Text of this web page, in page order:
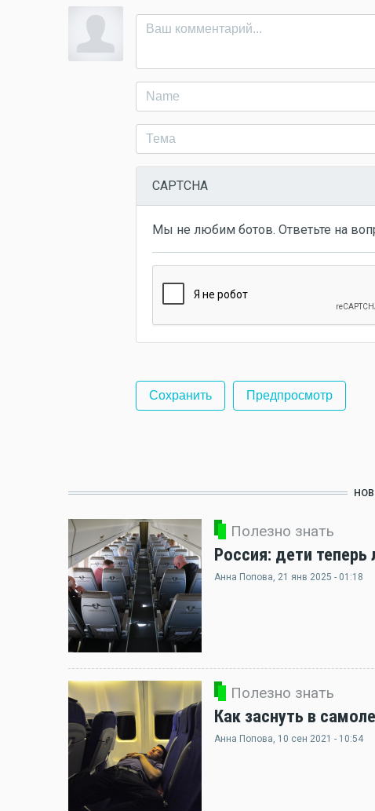
CAPTCHA
Мы не любим ботов. Ответьте на
Полезно знать
Россия: дети
Анна Попова, 21 янв 2025 - 01:18
Полезно знать
Как заснуть в
Анна Попова, 10 сен 2021 - 10:54